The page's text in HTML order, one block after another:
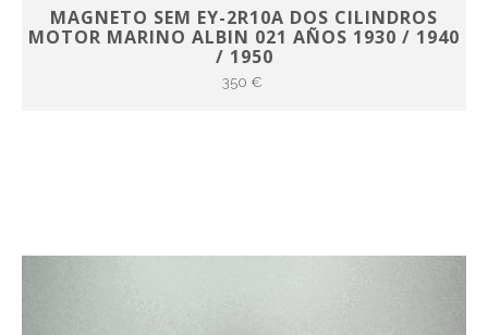
MAGNETO SEM EY-2R10A DOS CILINDROS
MOTOR MARINO ALBIN 021 AÑOS 1930 / 1940
/ 1950
350 €